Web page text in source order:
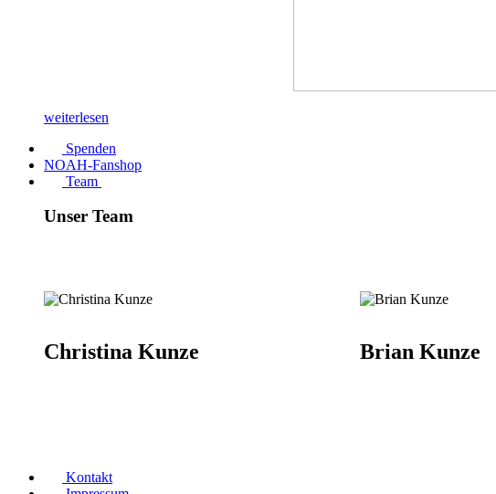
weiterlesen
Spenden
NOAH-Fanshop
Team
Unser Team
Christina Kunze Brian Kunze
Kontakt